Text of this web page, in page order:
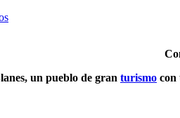
un pueblo de gran turismo con